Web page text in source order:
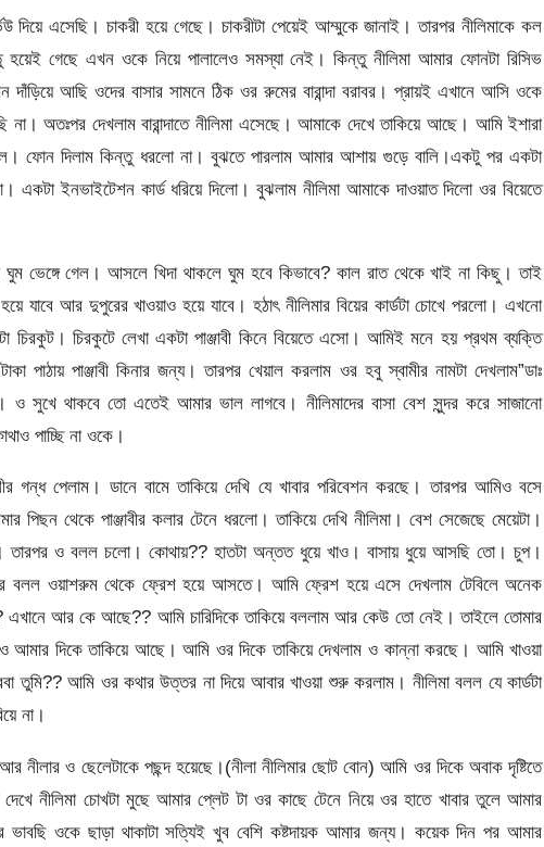
দিয়ে এসেছি। চাকরী হয়ে গেছে। চাকরীটা পেয়েই আম্মুকে জানাই। তারপর নীলিমাকে কল
হয়েই গেছে এখন ওকে নিয়ে পালালেও সমস্যা নেই। কিন্তু নীলিমা আমার ফোনটা রিসিভ
আছি ওদের বাসার সামনে ঠিক ওর রুমের বারান্দা বরাবর। প্রায়ই এখানে আসি ওকে
অতঃপর দেখলাম বারান্দাতে নীলিমা এসেছে। আমাকে দেখে তাকিয়ে আছে। আমি ইশারা
ফোন দিলাম কিন্তু ধরলো না। বুঝতে পারলাম আমার আশায় গুড়ে বালি।একটু পর একটা
একটা ইনভাইটেশন কার্ড ধরিয়ে দিলো। বুঝলাম নীলিমা আমাকে দাওয়াত দিলো ওর বিয়েতে
ঘুম ভেঙ্গে গেল। আসলে খিদা থাকলে ঘুম হবে কিভাবে? কাল রাত থেকে খাই না কিছু। তাই
যাবে আর দুপুরের খাওয়াও হয়ে যাবে। হঠাৎ নীলিমার বিয়ের কার্ডটা চোখে পরলো। এখনো
চিরকুট। চিরকুটে লেখা একটা পাঞ্জাবী কিনে বিয়েতে এসো। আমিই মনে হয় প্রথম ব্যক্তি
পাঠায় পাঞ্জাবী কিনার জন্য। তারপর খেয়াল করলাম ওর হবু স্বামীর নামটা দেখলাম”ডাঃ
থাকবে তো এতেই আমার ভাল লাগবে। নীলিমাদের বাসা বেশ সুন্দর করে সাজানো
পাচ্ছি না ওকে।
গন্ধ পেলাম। ডানে বামে তাকিয়ে দেখি যে খাবার পরিবেশন করছে। তারপর আমিও বসে
পিছন থেকে পাঞ্জাবীর কলার টেনে ধরলো। তাকিয়ে দেখি নীলিমা। বেশ সেজেছে মেয়েটা।
ও বলল চলো। কোথায়?? হাতটা অন্তত ধুয়ে খাও। বাসায় ধুয়ে আসছি তো। চুপ।
ওয়াশরুম থেকে ফ্রেশ হয়ে আসতে। আমি ফ্রেশ হয়ে এসে দেখলাম টেবিলে অনেক
আর কে আছে?? আমি চারিদিকে তাকিয়ে বললাম আর কেউ তো নেই। তাইলে তোমার
দিকে তাকিয়ে আছে। আমি ওর দিকে তাকিয়ে দেখলাম ও কান্না করছে। আমি খাওয়া
তুমি?? আমি ওর কথার উত্তর না দিয়ে আবার খাওয়া শুরু করলাম। নীলিমা বলল যে কার্ডটা
না।
ও ছেলেটাকে পছন্দ হয়েছে।(নীলা নীলিমার ছোট বোন) আমি ওর দিকে অবাক দৃষ্টিতে
নীলিমা চোখটা মুছে আমার প্লেট টা ওর কাছে টেনে নিয়ে ওর হাতে খাবার তুলে আমার
ওকে ছাড়া থাকাটা সত্যিই খুব বেশি কষ্টদায়ক আমার জন্য। কয়েক দিন পর আমার